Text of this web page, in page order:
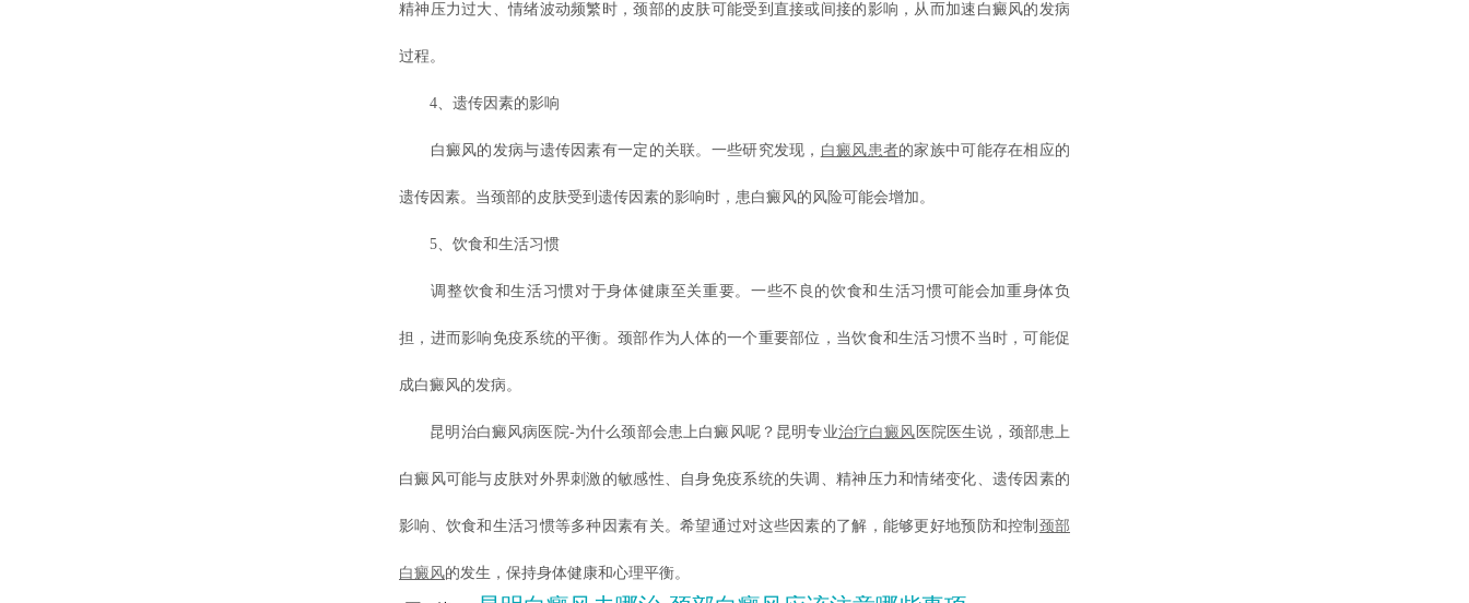
精神压力过大、情绪波动频繁时，颈部的皮肤可能受到直接或间接的影响，从而加速白癜风的发病
过程。
4、遗传因素的影响
白癜风的发病与遗传因素有一定的关联。一些研究发现， 白癜风患者的家族中可能存在相应的
遗传因素。当颈部的皮肤受到遗传因素的影响时，患白癜风的风险可能会增加。
5、饮食和生活习惯
调整饮食和生活习惯对于身体健康至关重要。一些不良的饮食和生活习惯可能会加重身体负
担，进而影响免疫系统的平衡。颈部作为人体的一个重要部位，当饮食和生活习惯不当时，可能促
成白癜风的发病。
昆明治白癜风病医院-为什么颈部会患上白癜风呢？昆明专业治疗白癜风 医院医生说，颈部患上
白癜风可能与皮肤对外界刺激的敏感性、自身免疫系统的失调、精神压力和情绪变化、遗传因素的
影响、饮食和生活习惯等多种因素有关。希望通过对这些因素的了解，能够更好地预防和控制 颈部
白癜风的发生，保持身体健康和心理平衡。